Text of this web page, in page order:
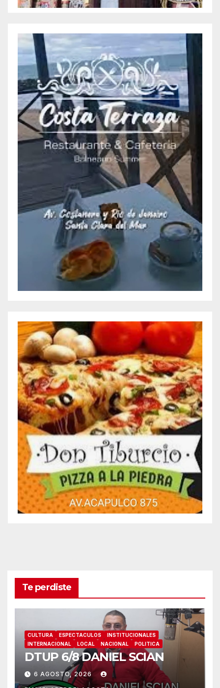
Te perdiste
CULTURA ESPECTACULOS
INSTITUCIONALES
INTERNACIONAL
LOCAL NACIONAL POLITICA
DTUP 6/8 DANIEL SCIAN
6 AGOSTO, 2026